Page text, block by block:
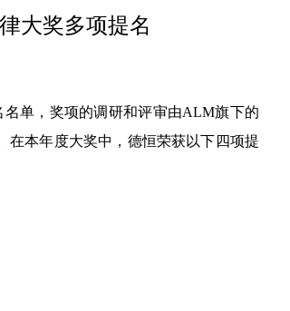
大奖多项提名
名单，奖项的调研和评审由ALM旗下的
在本年度大奖中，德恒荣获以下四项提